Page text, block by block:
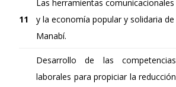
11
Las herramientas comunicacionales
y la economía popular y solidaria de
Manabí.
Desarrollo de las competencias
laborales para propiciar la reducción